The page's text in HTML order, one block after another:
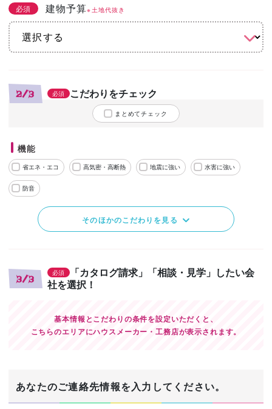
必須 建物予算※土地代抜き
2/3 必須 こだわりをチェック
まとめてチェック
機能
省エネ・エコ 高気密・高断熱 地震に強い 水害に強い
防音
そのほかのこだわりを見る
3/3
必須
「カタログ請求」「相談・見学」したい会
社を選択！
基本情報とこだわりの条件を設定いただくと、
こちらのエリアにハウスメーカー・工務店が表示されます。
あなたのご連絡先情報を入力してください。